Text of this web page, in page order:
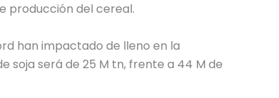
producción del cereal.
han impactado de lleno en la
soja será de 25 M tn, frente a 44 M de